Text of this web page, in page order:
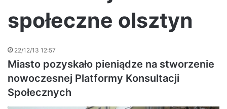
społeczne olsztyn
22/12/13 12:57
Miasto pozyskało pieniądze na stworzenie
nowoczesnej Platformy Konsultacji
Społecznych